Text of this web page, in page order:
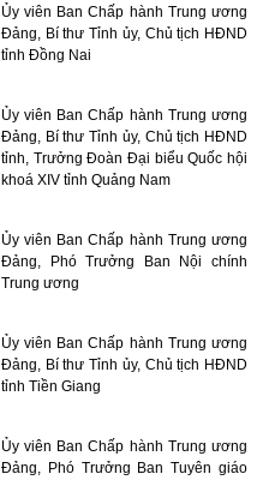
Ủy viên Ban Chấp hành Trung ương
Đảng, Bí thư Tỉnh ủy, Chủ tịch HĐND
tỉnh Đồng Nai
Ủy viên Ban Chấp hành Trung ương
Đảng, Bí thư Tỉnh ủy, Chủ tịch HĐND
tỉnh, Trưởng Đoàn Đại biểu Quốc hội
khoá XIV tỉnh Quảng Nam
Ủy viên Ban Chấp hành Trung ương
Đảng, Phó Trưởng Ban Nội chính
Trung ương
Ủy viên Ban Chấp hành Trung ương
Đảng, Bí thư Tỉnh ủy, Chủ tịch HĐND
tỉnh Tiền Giang
Ủy viên Ban Chấp hành Trung ương
Đảng, Phó Trưởng Ban Tuyên giáo